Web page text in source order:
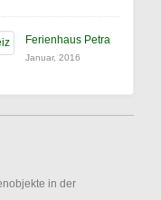
Ferienhaus Petra
Januar, 2016
in der